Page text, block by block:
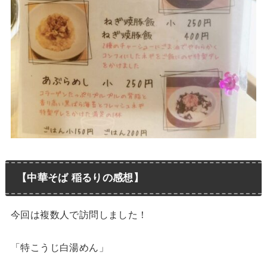
【中華そば 稲るりの感想】
今回は複数人で訪問しました！
「特こうじ白湯めん」